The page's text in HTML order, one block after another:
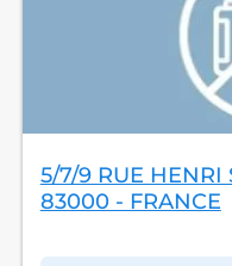
5/7/9 RUE HENRI
83000 - FRANCE